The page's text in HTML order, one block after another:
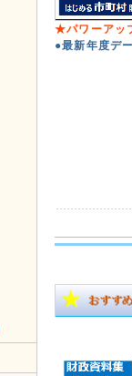
★パワーア
●最新年度デ